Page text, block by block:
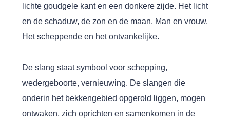
lichte goudgele kant en een donkere zijde. Het licht
en de schaduw, de zon en de maan. Man en vrouw.
Het scheppende en het ontvankelijke.
De slang staat symbool voor schepping,
wedergeboorte, vernieuwing. De slangen die
onderin het bekkengebied opgerold liggen, mogen
ontwaken, zich oprichten en samenkomen in de